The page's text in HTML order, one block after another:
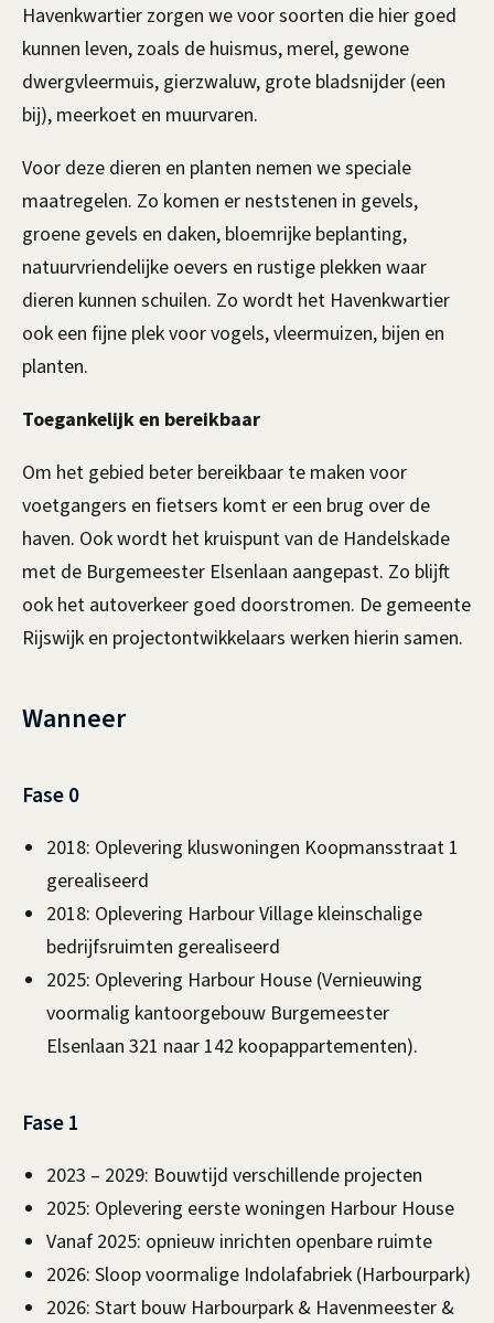
Havenkwartier zorgen we voor soorten die hier goed
kunnen leven, zoals de huismus, merel, gewone
dwergvleermuis, gierzwaluw, grote bladsnijder (een
bij), meerkoet en muurvaren.
Voor deze dieren en planten nemen we speciale
maatregelen. Zo komen er neststenen in gevels,
groene gevels en daken, bloemrijke beplanting,
natuurvriendelijke oevers en rustige plekken waar
dieren kunnen schuilen. Zo wordt het Havenkwartier
ook een fijne plek voor vogels, vleermuizen, bijen en
planten.
Toegankelijk en bereikbaar
Om het gebied beter bereikbaar te maken voor
voetgangers en fietsers komt er een brug over de
haven. Ook wordt het kruispunt van de Handelskade
met de Burgemeester Elsenlaan aangepast. Zo blijft
ook het autoverkeer goed doorstromen. De gemeente
Rijswijk en projectontwikkelaars werken hierin samen.
Wanneer
Fase 0
2018: Oplevering kluswoningen Koopmansstraat 1
gerealiseerd
2018: Oplevering Harbour Village kleinschalige
bedrijfsruimten gerealiseerd
2025: Oplevering Harbour House (Vernieuwing
voormalig kantoorgebouw Burgemeester
Elsenlaan 321 naar 142 koopappartementen).
Fase 1
2023 – 2029: Bouwtijd verschillende projecten
2025: Oplevering eerste woningen Harbour House
Vanaf 2025: opnieuw inrichten openbare ruimte
2026: Sloop voormalige Indolafabriek (Harbourpark)
2026: Start bouw Harbourpark & Havenmeester &